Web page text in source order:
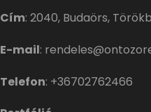
Cím: 2040, Budaörs,
E-mail:
Telefon: +36702762466